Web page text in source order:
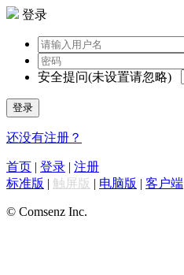
登录
安全提问(未设置请忽略)
登录
还没有注册？
首页 | 登录 | 注册
标准版 | 触屏版 | 电脑版 | 客户端
© Comsenz Inc.